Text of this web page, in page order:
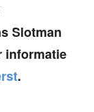
Slotman
informatie
.